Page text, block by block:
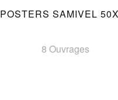
POSTERS SAMIVEL
8 Ouvrages